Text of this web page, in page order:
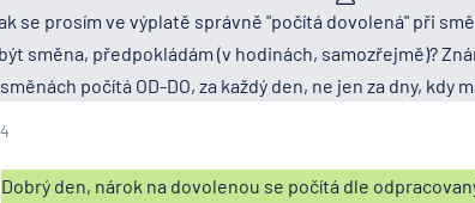
se prosím ve výplatě správně "počítá dovolená" při
směna, předpokládám (v hodinách, samozřejmě)?
počítá OD-DO, za každý den, ne jen za dny, kdy
Dobrý den, nárok na dovolenou se počítá dle